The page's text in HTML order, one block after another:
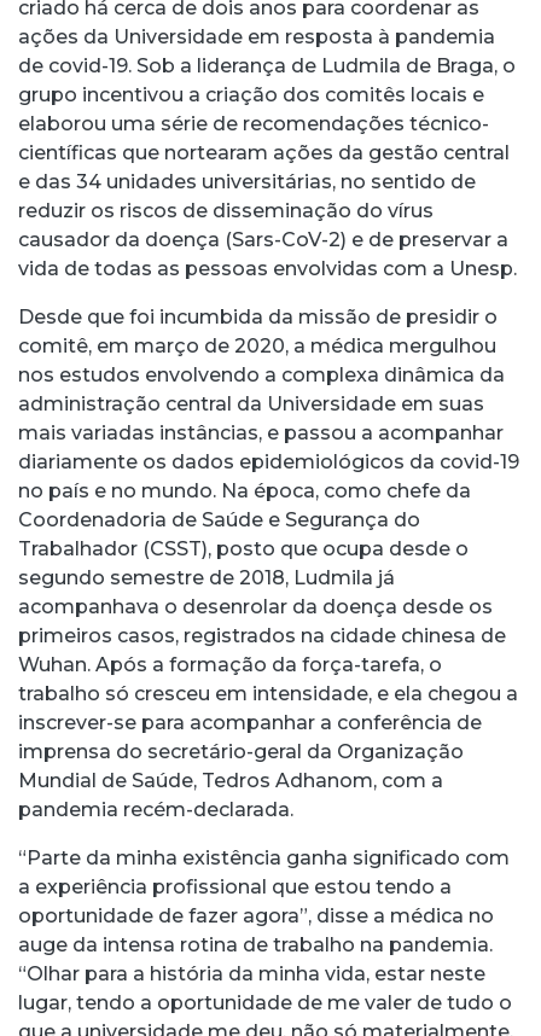
criado há cerca de dois anos para coordenar as
ações da Universidade em resposta à pandemia
de covid-19. Sob a liderança de Ludmila de Braga, o
grupo incentivou a criação dos comitês locais e
elaborou uma série de recomendações técnico-
científicas que nortearam ações da gestão central
e das 34 unidades universitárias, no sentido de
reduzir os riscos de disseminação do vírus
causador da doença (Sars-CoV-2) e de preservar a
vida de todas as pessoas envolvidas com a Unesp.
Desde que foi incumbida da missão de presidir o
comitê, em março de 2020, a médica mergulhou
nos estudos envolvendo a complexa dinâmica da
administração central da Universidade em suas
mais variadas instâncias, e passou a acompanhar
diariamente os dados epidemiológicos da covid-19
no país e no mundo. Na época, como chefe da
Coordenadoria de Saúde e Segurança do
Trabalhador (CSST), posto que ocupa desde o
segundo semestre de 2018, Ludmila já
acompanhava o desenrolar da doença desde os
primeiros casos, registrados na cidade chinesa de
Wuhan. Após a formação da força-tarefa, o
trabalho só cresceu em intensidade, e ela chegou a
inscrever-se para acompanhar a conferência de
imprensa do secretário-geral da Organização
Mundial de Saúde, Tedros Adhanom, com a
pandemia recém-declarada.
“Parte da minha existência ganha significado com
a experiência profissional que estou tendo a
oportunidade de fazer agora”, disse a médica no
auge da intensa rotina de trabalho na pandemia.
“Olhar para a história da minha vida, estar neste
lugar, tendo a oportunidade de me valer de tudo o